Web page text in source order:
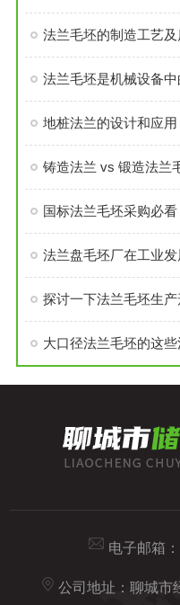
法兰毛坯的制造工艺及
法兰毛坯是机械设备
地桩法兰的设计和应用
铸造法兰 vs 锻造法兰
法兰盘毛坯厂在工业
探讨一下法兰毛坯生
大口径法兰毛坯的这
电子邮箱：
公司地址：聊城市